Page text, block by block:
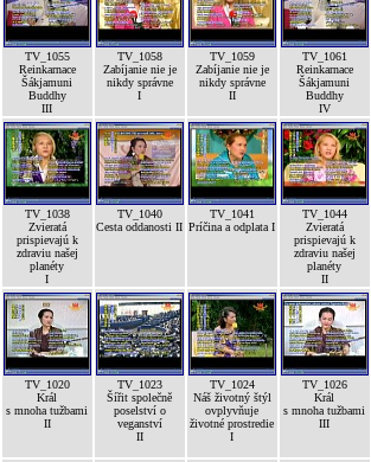
TV_1055
Reinkarnace
Šákjamuni
Buddhy
III
TV_1058
Zabíjanie nie je
nikdy správne
I
TV_1059
Zabíjanie nie je
nikdy správne
II
TV_1061
Reinkarnace
Šákjamuni
Buddhy
IV
TV_1038
Zvieratá
prispievajú k
zdraviu našej
planéty
I
TV_1040
Cesta oddanosti II
TV_1041
Príčina a odplata I
TV_1044
Zvieratá
prispievajú k
zdraviu našej
planéty
II
TV_1020
Král
s mnoha tužbami
II
TV_1023
Šířit společně
poselství o
veganství
II
TV_1024
Náš životný štýl
ovplyvňuje
životné prostredie
I
TV_1026
Král
s mnoha tužbami
III